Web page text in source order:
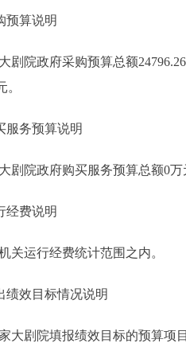
算说明
院政府采购预算总额24796.26
。
务预算说明
院政府购买服务预算总额0万
费说明
运行经费统计范围之内。
效目标情况说明
剧院填报绩效目标的预算项目